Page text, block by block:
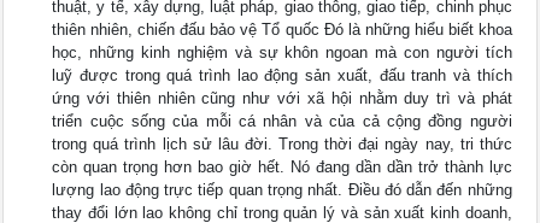
thuật, y tế, xây dựng, luật pháp, giao thông, giao tiếp, chinh phục
thiên nhiên, chiến đấu bảo vệ Tổ quốc Đó là những hiểu biết khoa
học, những kinh nghiệm và sự khôn ngoan mà con người tích
luỹ được trong quá trình lao động sản xuất, đấu tranh và thích
ứng với thiên nhiên cũng như với xã hội nhằm duy trì và phát
triển cuộc sống của mỗi cá nhân và của cả cộng đồng người
trong quá trình lịch sử lâu đời. Trong thời đại ngày nay, tri thức
còn quan trọng hơn bao giờ hết. Nó đang dần dần trở thành lực
lượng lao động trực tiếp quan trọng nhất. Điều đó dẫn đến những
thay đổi lớn lao không chỉ trong quản lý và sản xuất kinh doanh,